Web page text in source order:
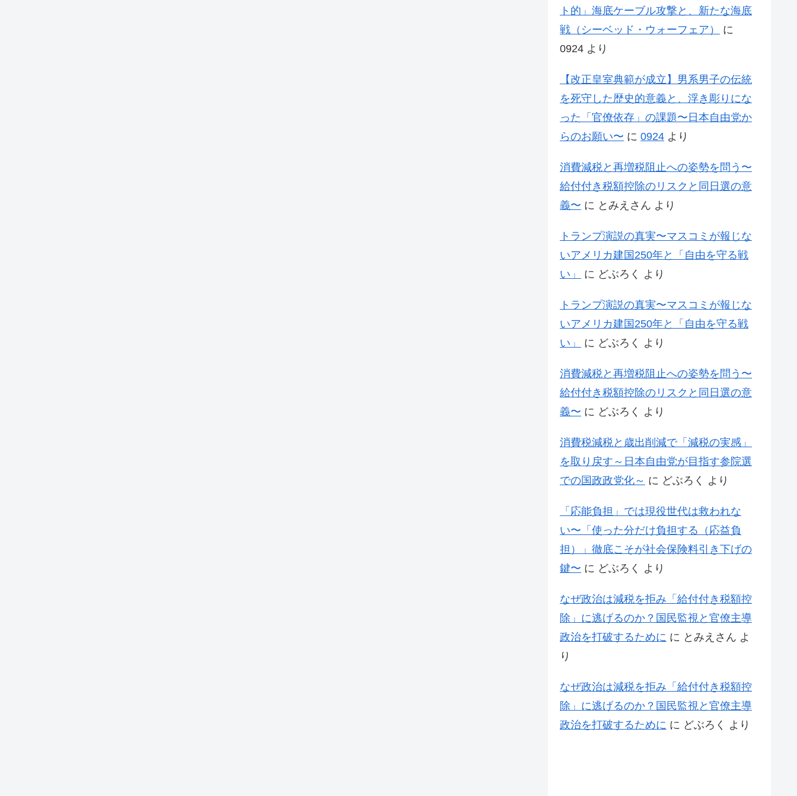
ト的」海底ケーブル攻撃と、新たな海底
戦（シーベッド・ウォーフェア）
に
0924 より
【改正皇室典範が成立】男系男子の伝統
を死守した歴史的意義と、浮き彫りにな
った「官僚依存」の課題〜日本自由党か
らのお願い〜 に 0924 より
消費減税と再増税阻止への姿勢を問う〜
給付付き税額控除のリスクと同日選の意
義〜 に とみえさん より
トランプ演説の真実〜マスコミが報じな
いアメリカ建国250年と「自由を守る戦
い」
に どぶろく より
トランプ演説の真実〜マスコミが報じな
いアメリカ建国250年と「自由を守る戦
い」
に どぶろく より
消費減税と再増税阻止への姿勢を問う〜
給付付き税額控除のリスクと同日選の意
義〜 に どぶろく より
消費税減税と歳出削減で「減税の実感」
を取り戻す～日本自由党が目指す参院選
での国政政党化～ に どぶろく より
「応能負担」では現役世代は救われな
い〜「使った分だけ負担する（応益負
担）」徹底こそが社会保険料引き下げの
鍵〜 に どぶろく より
なぜ政治は減税を拒み「給付付き税額控
除」に逃げるのか？国民監視と官僚主導
政治を打破するために に とみえさん よ
り
なぜ政治は減税を拒み「給付付き税額控
除」に逃げるのか？国民監視と官僚主導
政治を打破するために に どぶろく より